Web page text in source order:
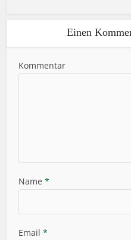
Einen
Kommentar
Name *
Email *